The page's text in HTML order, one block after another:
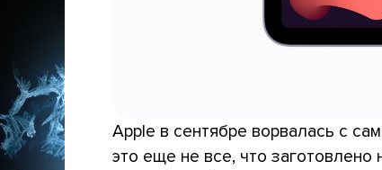
Apple в сентябре ворвалась с
это еще не все, что